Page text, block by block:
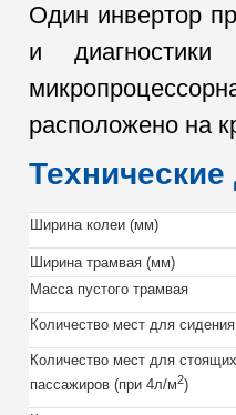
Один инвертор
и диагностики
расположено на
Ширина колеи (мм)
Ширина трамвая (мм)
Масса пустого трамвая
Количество мест для сидения
Количество мест для стоящих
пассажиров (при 4л/м2)